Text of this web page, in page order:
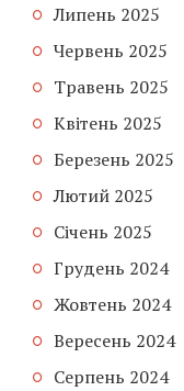
Липень 2025
Червень 2025
Травень 2025
Квітень 2025
Березень 2025
Лютий 2025
Січень 2025
Грудень 2024
Жовтень 2024
Вересень 2024
Серпень 2024